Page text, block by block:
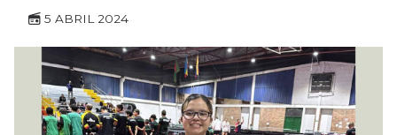
5 ABRIL 2024